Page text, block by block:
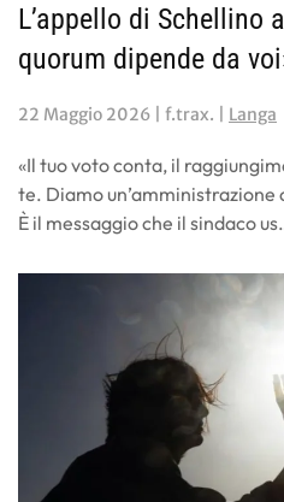
L’appello di Schellino
quorum dipende da
22 Maggio 2026 | f.trax. | Langa
«Il tuo voto conta, il
te. Diamo
È il messaggio che il sindaco